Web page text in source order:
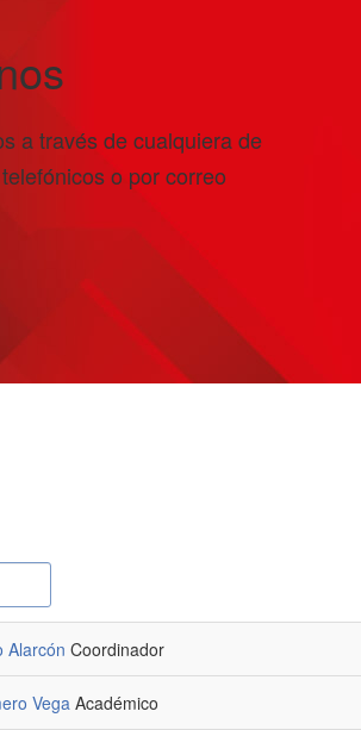
a través de cualquiera de
o por correo
Alarcón Coordinador
Vega Académico